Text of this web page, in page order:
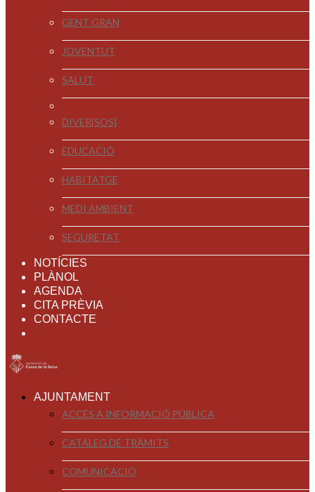
GENT GRAN
JOVENTUT
SALUT
DIVER[SOS]
EDUCACIÓ
HABITATGE
MEDI AMBIENT
SEGURETAT
NOTÍCIES
PLÀNOL
AGENDA
CITA PRÈVIA
CONTACTE
AJUNTAMENT
ACCÉS A INFORMACIÓ PÚBLICA
CATÀLEG DE TRÀMITS
COMUNICACIÓ